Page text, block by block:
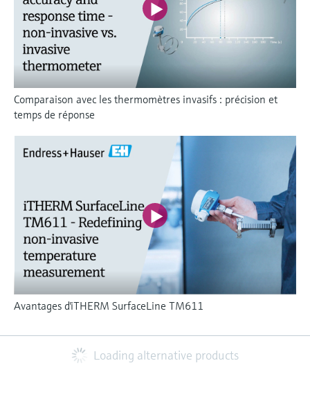
Comparaison avec les thermomètres invasifs : précision et
temps de réponse
Avantages d'iTHERM SurfaceLine TM611
Loading alternative products